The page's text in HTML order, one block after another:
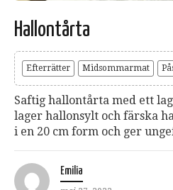
Hallontårta
Efterrätter Midsommarmat
Saftig hallontårta med ett
lager hallonsylt och färska
i en 20 cm form och ger
Emilia